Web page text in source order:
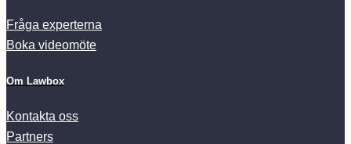
Fråga experterna
Boka videomöte
Om Lawbox
Kontakta oss
Partners